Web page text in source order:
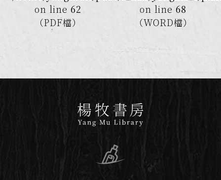
on line 62
（PDF檔）
on line 68
（WORD檔）